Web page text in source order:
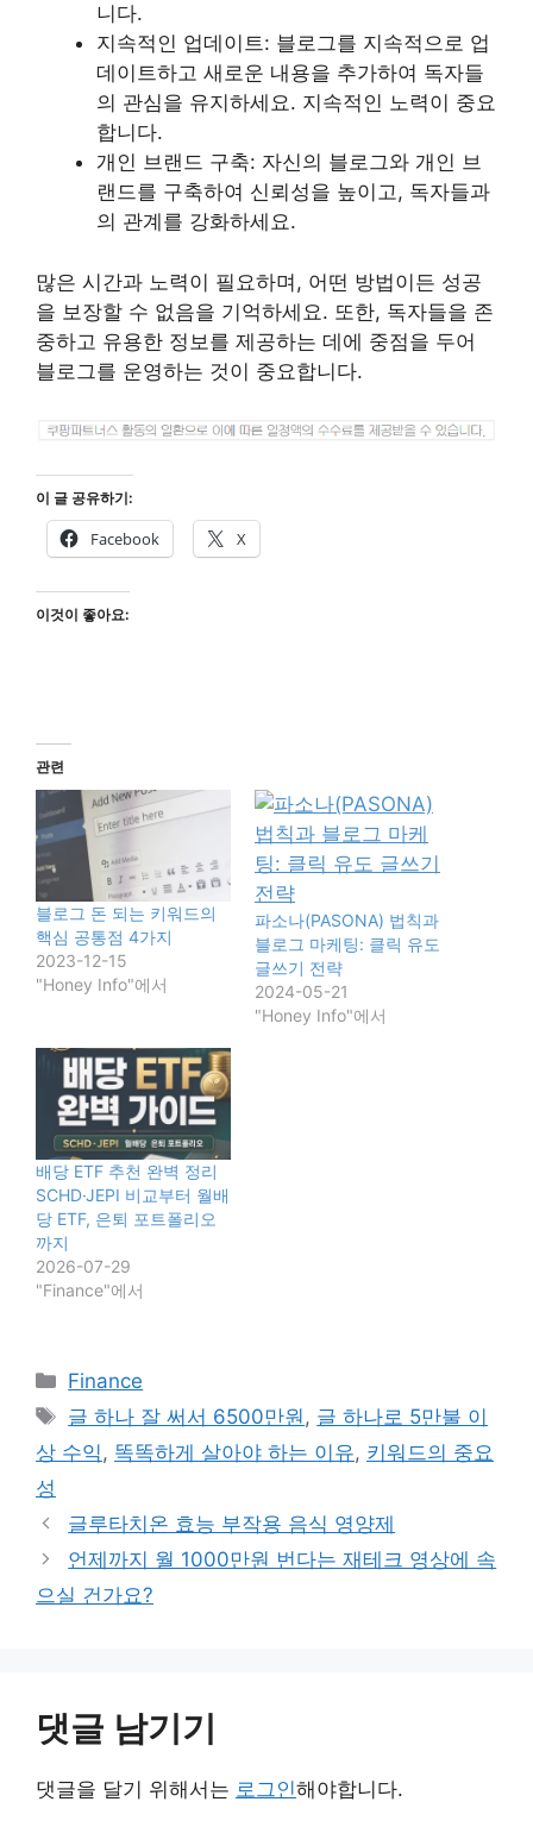
니다.
지속적인 업데이트: 블로그를 지속적으로 업
데이트하고 새로운 내용을 추가하여 독자들
의 관심을 유지하세요. 지속적인 노력이 중요
합니다.
개인 브랜드 구축: 자신의 블로그와 개인 브
랜드를 구축하여 신뢰성을 높이고, 독자들과
의 관계를 강화하세요.
많은 시간과 노력이 필요하며, 어떤 방법이든 성공
을 보장할 수 없음을 기억하세요. 또한, 독자들을 존
중하고 유용한 정보를 제공하는 데에 중점을 두어
블로그를 운영하는 것이 중요합니다.
이 글 공유하기:
Facebook X
이것이 좋아요:
관련
블로그 돈 되는 키워드의
핵심 공통점 4가지
2023-12-15
"Honey Info"에서
파소나(PASONA) 법칙과
블로그 마케팅: 클릭 유도
글쓰기 전략
2024-05-21
"Honey Info"에서
배당 ETF 추천 완벽 정리
SCHD·JEPI 비교부터 월배
당 ETF, 은퇴 포트폴리오
까지
2026-07-29
"Finance"에서
카
테
리
Finance
태
그
글 하나 잘 써서 6500만원 , 글 하나로 5만불 이
상 수익 , 똑똑하게 살아야 하는 이유, 키워드의 중요
성
글루타치온 효능 부작용 음식 영양제
언제까지 월 1000만원 번다는 재테크 영상에 속
으실 건가요?
댓글 남기기
댓글을 달기 위해서는 로그인해야합니다.